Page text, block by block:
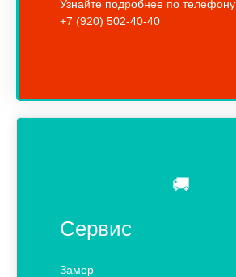
Узнайте подробнее по телефону
+7 (920) 502-40-40
🚚
Сервис
Замер